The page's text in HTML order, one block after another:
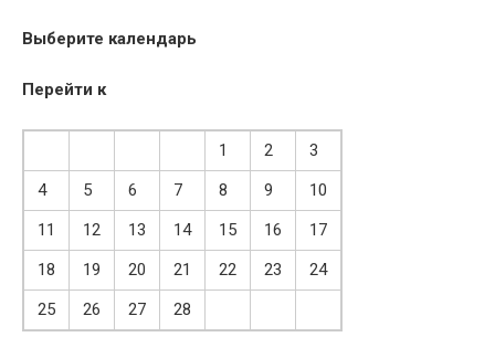
Выберите календарь
Перейти к
1 2
3
4
5 6 7 8 9
10
11
12 13 14 15 16
17
18
19 20 21 22 23
24
25
26 27 28